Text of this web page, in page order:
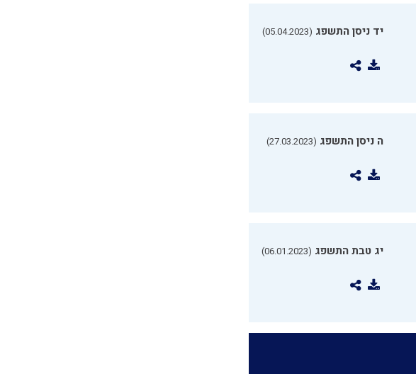
יד ניסן התשפג (05.04.2023)
ה ניסן התשפג (27.03.2023)
יג טבת התשפג (06.01.2023)